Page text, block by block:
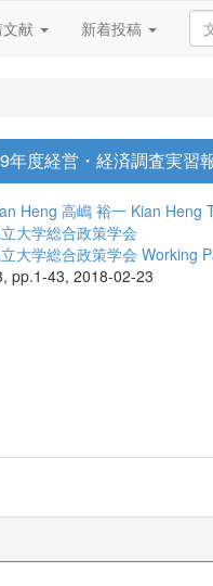
献 新着投稿
度経営・経済調査実習
Heng 高嶋 裕一 Kian Heng
大学総合政策学会
大学総合政策学会 Working
pp.1-43, 2018-02-23